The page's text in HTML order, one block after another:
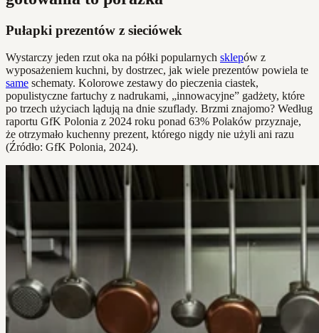
Pułapki prezentów z sieciówek
Wystarczy jeden rzut oka na półki popularnych sklepów z
wyposażeniem kuchni, by dostrzec, jak wiele prezentów powiela te
same schematy. Kolorowe zestawy do pieczenia ciastek,
populistyczne fartuchy z nadrukami, „innowacyjne” gadżety, które
po trzech użyciach lądują na dnie szuflady. Brzmi znajomo? Według
raportu GfK Polonia z 2024 roku ponad 63% Polaków przyznaje,
że otrzymało kuchenny prezent, którego nigdy nie użyli ani razu
(Źródło: GfK Polonia, 2024).